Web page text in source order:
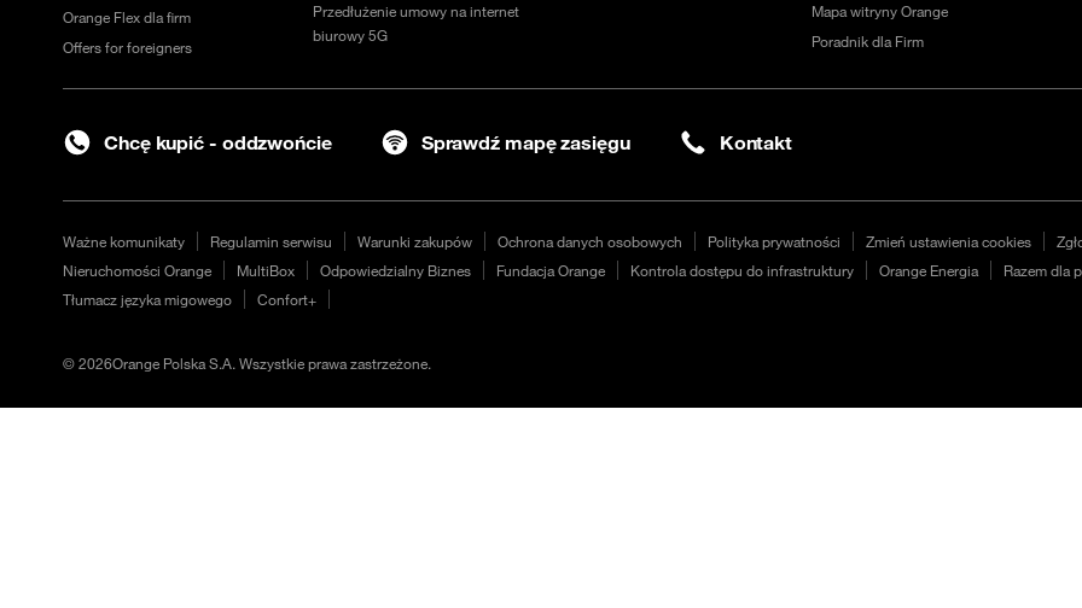
Orange Flex dla firm
Offers for foreigners
Przedłużenie umowy na internet
biurowy 5G
Mapa witryny Orange
Poradnik dla Firm
Chcę kupić - oddzwońcie Sprawdź mapę zasięgu Kontakt
Ważne komunikaty Regulamin serwisu Warunki zakupów Ochrona danych osobowych Polityka prywatności Zmień ustawienia cookies
Nieruchomości Orange
MultiBox Odpowiedzialny Biznes Fundacja Orange Kontrola dostępu do infrastruktury Orange Energia Razem dla
Tłumacz języka migowego
Confort+
©2026Orange Polska S.A. Wszystkie prawa zastrzeżone.